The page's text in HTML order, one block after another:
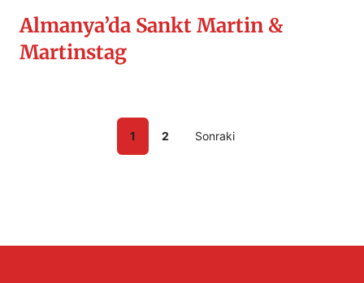
Almanya’da Sankt Martin &
Martinstag
1 2 Sonraki